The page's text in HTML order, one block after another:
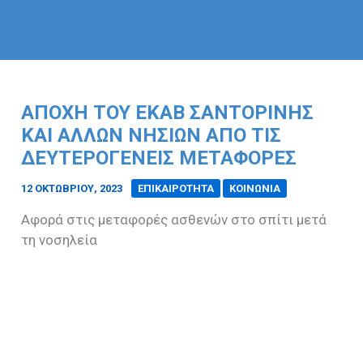
ΑΠΟΧΉ ΤΟΥ ΕΚΑΒ ΣΑΝΤΟΡΊΝΗΣ
ΚΑΙ ΆΛΛΩΝ ΝΗΣΙΏΝ ΑΠΌ ΤΙΣ
ΔΕΥΤΕΡΟΓΕΝΕΊΣ ΜΕΤΑΦΟΡΈΣ
12 ΟΚΤΩΒΡΊΟΥ, 2023 ΕΠΙΚΑΙΡΟΤΗΤΑ ΚΟΙΝΩΝΙΑ
Αφορά στις μεταφορές ασθενών στο σπίτι μετά
τη νοσηλεία